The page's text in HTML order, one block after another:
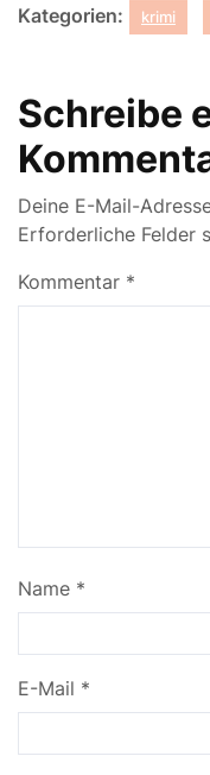
Kategorien: krimi
Schreibe
Deine E-Mail-
Erforderliche Felder
Kommentar *
Name *
E-Mail *